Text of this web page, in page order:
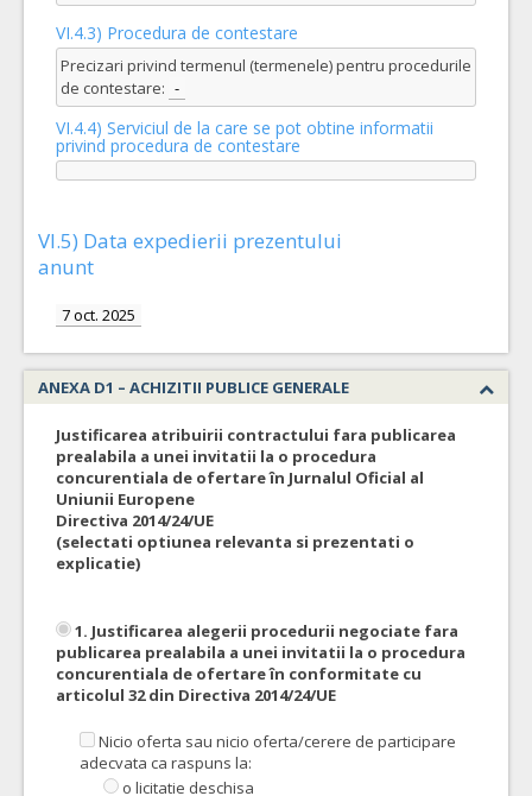
VI.4.3) Procedura de contestare
Precizari privind termenul (termenele) pentru procedurile
de contestare: -
VI.4.4) Serviciul de la care se pot obtine informatii
privind procedura de contestare
VI.5) Data expedierii prezentului
anunt
7 oct. 2025
ANEXA D1 – ACHIZITII PUBLICE GENERALE
Justificarea atribuirii contractului fara publicarea
prealabila a unei invitatii la o procedura
concurentiala de ofertare în Jurnalul Oficial al
Uniunii Europene
Directiva 2014/24/UE
(selectati optiunea relevanta si prezentati o
explicatie)
1. Justificarea alegerii procedurii negociate fara
publicarea prealabila a unei invitatii la o procedura
concurentiala de ofertare în conformitate cu
articolul 32 din Directiva 2014/24/UE
Nicio oferta sau nicio oferta/cerere de participare
adecvata ca raspuns la:
o licitatie deschisa